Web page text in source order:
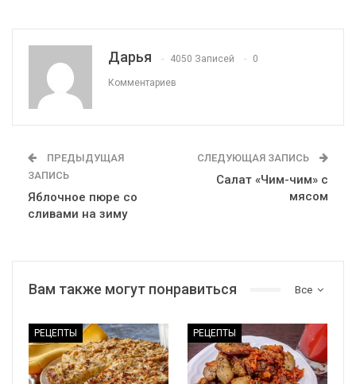
Дарья 4050 Записей 0
Комментариев
ПРЕДЫДУЩАЯ
ЗАПИСЬ
Яблочное пюре со
сливами на зиму
СЛЕДУЮЩАЯ ЗАПИСЬ
Салат «Чим-чим» с
мясом
Все
Вам также могут понравиться
РЕЦЕПТЫ РЕЦЕПТЫ